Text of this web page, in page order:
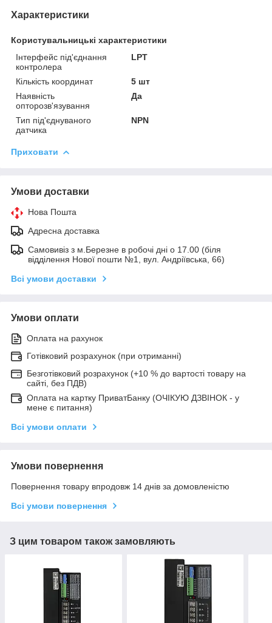
Характеристики
Користувальницькі характеристики
Інтерфейс під'єднання
контролера
LPT
Кількість координат
5 шт
Наявність
опторозв'язування
Да
Тип під'єднуваного
датчика
NPN
Приховати
Умови доставки
Нова Пошта
Адресна доставка
Самовивіз з м.Березне в робочі дні о 17.00 (біля
відділення Нової пошти №1, вул. Андріївська, 66)
Всі умови доставки
Умови оплати
Оплата на рахунок
Готівковий розрахунок (при отриманні)
Безготівковий розрахунок (+10 % до вартості товару на
сайті, без ПДВ)
Оплата на картку ПриватБанку (ОЧІКУЮ ДЗВІНОК - у
мене є питання)
Всі умови оплати
Умови повернення
Повернення товару впродовж 14 днів за домовленістю
Всі умови повернення
З цим товаром також замовляють